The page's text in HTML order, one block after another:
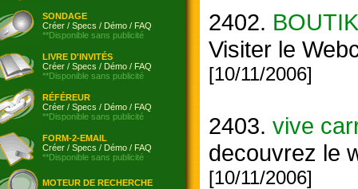
SONDAGE
Créer / Specs / Démo / FAQ
**Disponible sans publicité
LIVRE D'INVITÉS
Créer / Specs / Démo / FAQ
**Disponible sans publicité
RÉFÉREUR
Créer / Specs / Démo / FAQ
**Disponible sans publicité
FORM-2-EMAIL
Créer / Specs / Démo / FAQ
**Disponible sans publicité
MOTEUR DE RECHERCHE
2402.
Visiter le
[10/11/2006]
2403. vive
decouvrez le
[10/11/2006]